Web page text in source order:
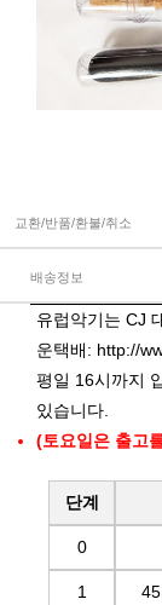
교환/반품/환불/취소
배송정보
유럽악기는 CJ
운택배: http://
평일 16시까지
있습니다.
(토요일은 출고
단계
0
1